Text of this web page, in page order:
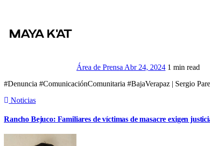
Área de Prensa Abr 24, 2024 1 min read
#Denuncia #ComunicaciónComunitaria #BajaVerapaz | Sergio
Noticias
Rancho Bejuco: Familiares de víctimas de masacre exigen